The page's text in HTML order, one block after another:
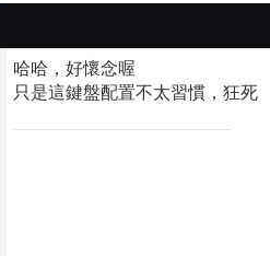
哈哈，好懷念喔
只是這鍵盤配置不太習慣，狂死